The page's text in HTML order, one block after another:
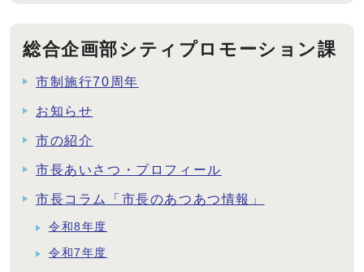
総合企画部シティプロモーション課
市制施行70周年
お知らせ
市の紹介
市長あいさつ・プロフィール
市長コラム「市長のあつあつ情報」
令和8年度
令和7年度